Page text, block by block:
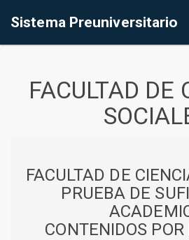
Sistema Preuniversitario
FACULTAD DE
FACULTAD DE
PRUEBA DE
CONTENIDOS